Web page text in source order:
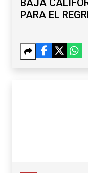
BAJA
PARA EL